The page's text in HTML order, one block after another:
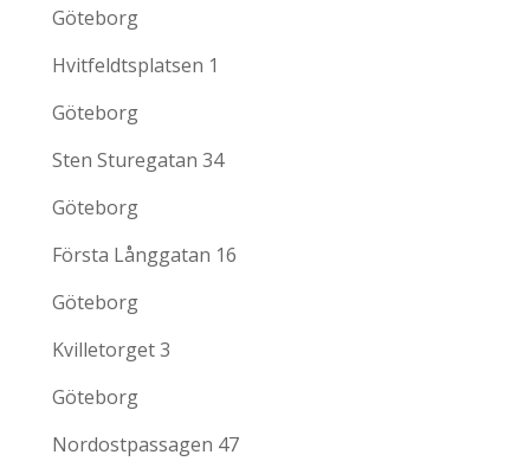
Göteborg
Hvitfeldtsplatsen 1
Göteborg
Sten Sturegatan 34
Göteborg
Första Långgatan 16
Göteborg
Kvilletorget 3
Göteborg
Nordostpassagen 47